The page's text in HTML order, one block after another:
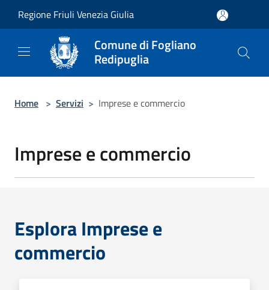
Regione Friuli Venezia Giulia
Comune di Fogliano
Redipuglia
Home > Servizi > Imprese e commercio
Imprese e commercio
Esplora Imprese e
commercio